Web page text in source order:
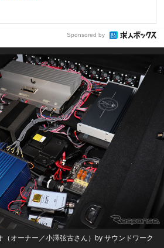
Sponsored by
（オーナー／小澤弦古さん）by サウンドワーク